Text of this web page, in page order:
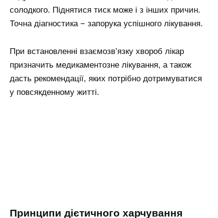
солодкого. Піднятися тиск може і з інших причин.
Точна діагностика − запорука успішного лікування.
При встановленні взаємозв’язку хвороб лікар
призначить медикаментозне лікування, а також
дасть рекомендації, яких потрібно дотримуватися
у повсякденному житті.
Принципи дієтичного харчування